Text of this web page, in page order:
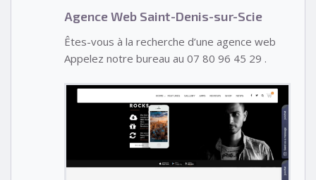
Agence Web Saint-Denis-sur-Scie
Êtes-vous à la recherche d’une agence web
Appelez notre bureau au 07 80 96 45 29 .